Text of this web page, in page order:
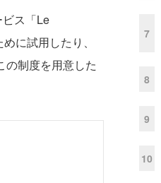
ス「Le
に試用したり、
の制度を用意した
7
8
9
10